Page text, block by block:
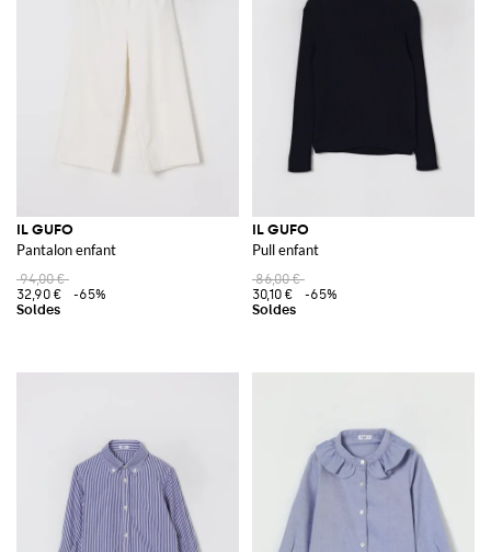
IL GUFO
Pantalon enfant
94,00 €
32,90 €
-65%
IL GUFO
Pull enfant
86,00 €
30,10 €
-65%